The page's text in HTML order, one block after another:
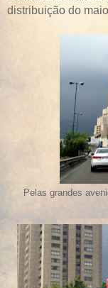
distribuição do
Pelas grandes